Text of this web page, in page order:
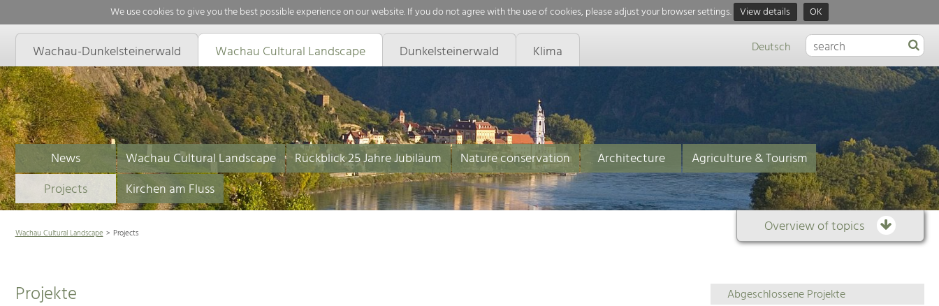
We use cookies to give you the best possible experience on our website. If you do not agree with the use of cookies, please adjust your browser settings. View details OK
Wachau-Dunkelsteinerwald Wachau Cultural Landscape Dunkelsteinerwald Klima Deutsch
News Wachau Cultural Landscape Rückblick 25 Jahre Jubiläum Nature conservation Architecture
Agriculture & Tourism
Projects
Kirchen am Fluss
Overview of topics
Overview
Wachau Cultural Landscape Projects
Projekte
Abgeschlossene Projekte